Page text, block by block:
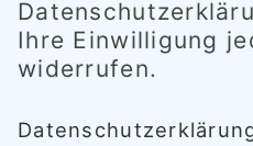
Preise
Gutschein-Bestellung
Downloads
Anfahrt